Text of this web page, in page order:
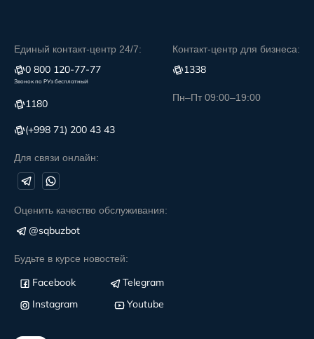
Единый контакт-центр 24/7:
0 800 120-77-77
Звонок по РУз бесплатный
1180
(+998 71) 200 43 43
Для связи онлайн:
Контакт-центр для бизнеса:
1338
Пн–Пт 09:00–19:00
Оценить качество обслуживания:
@sqbuzbot
Будьте в курсе новостей:
Facebook
Telegram
Instagram
Youtube